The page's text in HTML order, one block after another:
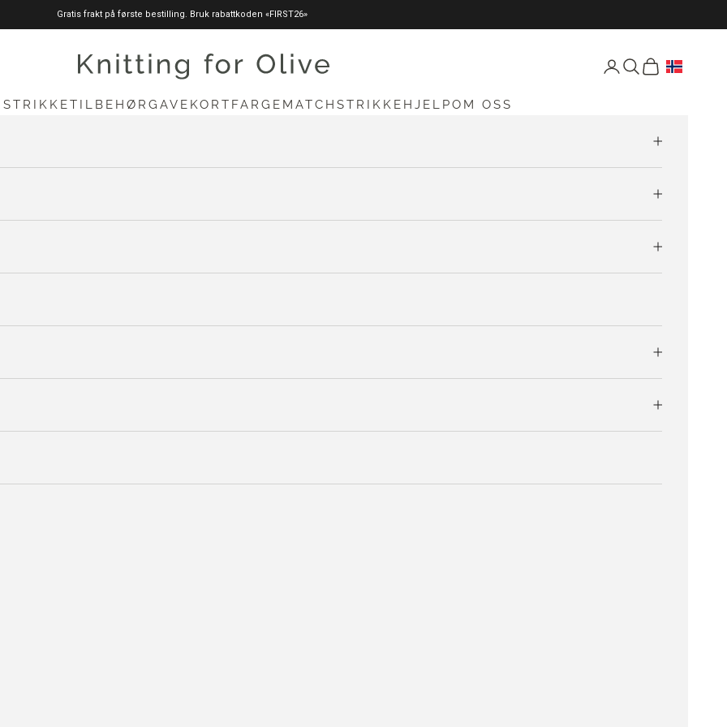
Gratis frakt på første bestilling. Bruk rabattkoden «FIRST26»
knittingforolive.com Åpne konto-siden
Åpne søk
Åpen vogn
STRIKKETILBEHØR GAVEKORT FARGEMATCH STRIKKEHJELPOM OSS